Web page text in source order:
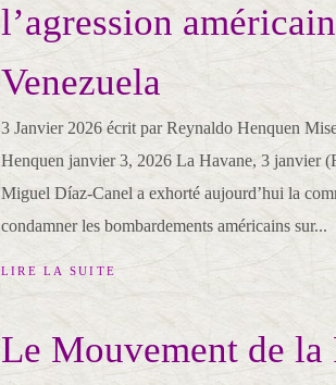
l’agression
Venezuela
3 Janvier 2026 écrit par Reynaldo Henquen
Henquen janvier 3, 2026 La Havane, 3 janvier
Miguel Díaz-Canel a exhorté aujourd’hui la
condamner les bombardements américains sur...
LIRE LA SUITE
Le Mouvement de la